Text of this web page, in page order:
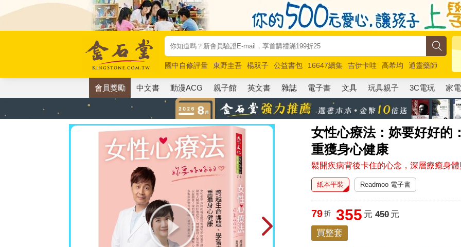
國中自修評量 東野圭吾 楊双子 公益書包 16647續集 吉伊卡哇 高希均
通靈藥師
唯紅花綻放
奧德賽 路邊攤新作 馬斯克 玩具總動員5 超慢跑
會員獎勵 中文書 動漫ACG 親子館 英文書 雜誌 電子書 文具 玩具親子 3C電玩 家電
女性心療法：妳要好好的
重獲身心健康
鬆開疾病背後卡住的心念，深層療癒身
紙本平裝 Readmoo 電子書
79 折 355 元 450元
買整套